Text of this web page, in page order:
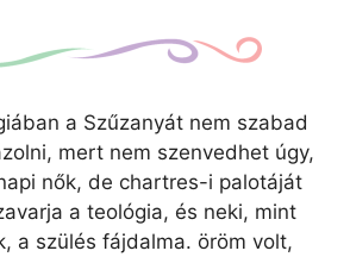
a Szűzanyát nem szabad
mert nem szenvedhet úgy,
nők, de chartres-i palotáját
a teológia, és neki, mint
a szülés fájdalma. öröm volt,